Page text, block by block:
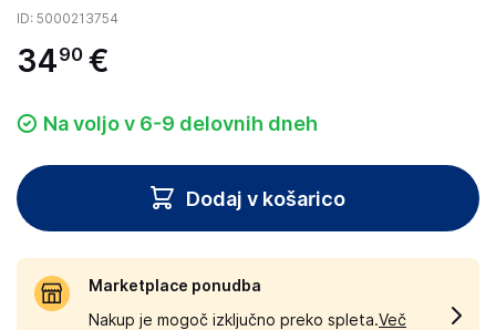
ID: 5000213754
3490 €
Na voljo v 6-9 delovnih dneh
Dodaj v košarico
Marketplace ponudba
Nakup je mogoč izključno preko spleta.Več